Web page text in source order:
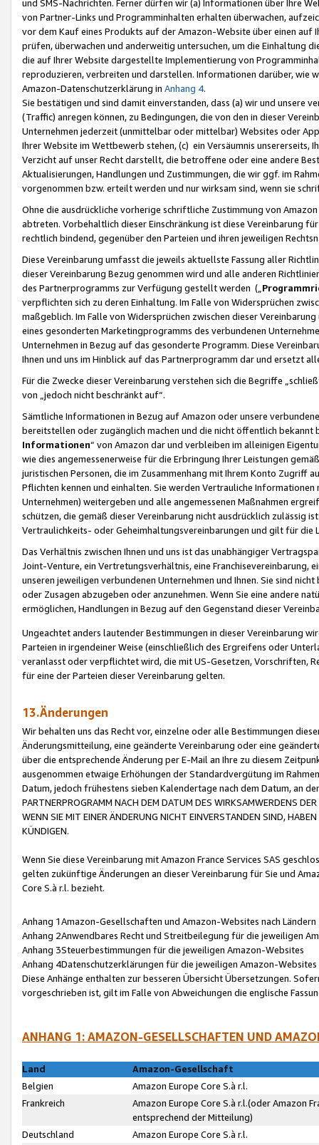
und SMS-Nachrichten. Ferner dürfen wir (a) Informationen über Ihre
von Partner-Links und Programminhalten erhalten überwachen,
vor dem Kauf eines Produkts auf der Amazon-Website über einen
prüfen, überwachen und anderweitig untersuchen, um die Einhaltung
die auf Ihrer Website dargestellte Implementierung von
reproduzieren, verbreiten und darstellen. Informationen darüber, wie
Amazon-Datenschutzerklärung in Anhang 4.
Sie bestätigen und sind damit einverstanden, dass (a) wir und
(Traffic) anregen können, zu Bedingungen, die von den in dieser
Unternehmen jederzeit (unmittelbar oder mittelbar) Websites oder
Ihrer Website im Wettbewerb stehen, (c) ein Versäumnis unsererseits,
Verzicht auf unser Recht darstellt, die betroffene oder eine andere
Aktualisierungen, Handlungen und Zustimmungen, die wir ggf. im
vorgenommen bzw. erteilt werden und nur wirksam sind, wenn sie
Ohne die ausdrückliche vorherige schriftliche Zustimmung von
abtreten. Vorbehaltlich dieser Einschränkung ist diese Vereinbarung
rechtlich bindend, gegenüber den Parteien und ihren jeweiligen
Diese Vereinbarung umfasst die jeweils aktuellste Fassung aller
dieser Vereinbarung Bezug genommen wird und alle anderen
des Partnerprogramms zur Verfügung gestellt werden („
verpflichten sich zu deren Einhaltung. Im Falle von Widersprüchen
maßgeblich. Im Falle von Widersprüchen zwischen dieser
eines gesonderten Marketingprogramms des verbundenen
Unternehmen in Bezug auf das gesonderte Programm. Diese
Ihnen und uns im Hinblick auf das Partnerprogramm dar und ersetzt
Für die Zwecke dieser Vereinbarung verstehen sich die Begriffe
von „jedoch nicht beschränkt auf“.
Sämtliche Informationen in Bezug auf Amazon oder unsere
bereitstellen oder zugänglich machen und die nicht öffentlich
Informationen“ von Amazon dar und verbleiben im alleinigen
wie dies angemessenerweise für die Erbringung Ihrer Leistungen
juristischen Personen, die im Zusammenhang mit Ihrem Konto
Pflichten kennen und einhalten. Sie werden Vertrauliche
Unternehmen) weitergeben und alle angemessenen Maßnahmen
schützen, die gemäß dieser Vereinbarung nicht ausdrücklich zulässig
Vertraulichkeits- oder Geheimhaltungsvereinbarungen und gilt für die
Das Verhältnis zwischen Ihnen und uns ist das unabhängiger
Joint-Venture, ein Vertretungsverhältnis, eine Franchisevereinbarung,
unseren jeweiligen verbundenen Unternehmen und Ihnen. Sie sind
oder Zusagen abzugeben oder anzunehmen. Wenn Sie eine andere
ermöglichen, Handlungen in Bezug auf den Gegenstand dieser
Ungeachtet anders lautender Bestimmungen in dieser Vereinbarung
Parteien in irgendeiner Weise (einschließlich des Ergreifens oder
veranlasst oder verpflichtet wird, die mit US-Gesetzen, Vorschriften,
für eine der Parteien dieser Vereinbarung gelten.
13.Änderungen
Wir behalten uns das Recht vor, einzelne oder alle Bestimmungen
Änderungsmitteilung, eine geänderte Vereinbarung oder eine
über die entsprechende Änderung per E-Mail an Ihre zu diesem
ausgenommen etwaige Erhöhungen der Standardvergütung im
Datum, jedoch frühestens sieben Kalendertage nach dem Datum, an
PARTNERPROGRAMM NACH DEM DATUM DES WIRKSAMWERDENS
WENN SIE MIT EINER ÄNDERUNG NICHT EINVERSTANDEN SIND,
KÜNDIGEN.
Wenn Sie diese Vereinbarung mit Amazon France Services SAS
gelten zukünftige Änderungen an dieser Vereinbarung für Sie und
Core S.à r.l. bezieht.
Anhang 1Amazon-Gesellschaften und Amazon-Websites nach Ländern
Anhang 2Anwendbares Recht und Streitbeilegung für die jeweiligen
Anhang 3Steuerbestimmungen für die jeweiligen Amazon-Websites
Anhang 4Datenschutzerklärungen für die jeweiligen Amazon-Websites
Diese Anhänge enthalten zur besseren Übersicht Übersetzungen.
vorgeschrieben ist, gilt im Falle von Abweichungen die englische
ANHANG 1: AMAZON-GESELLSCHAFTEN UND
Land
Amazon-Gesellschaft
Belgien
Amazon Europe Core S.à r.l.
Frankreich
Amazon Europe Core S.à r.l.(oder Amazon
entsprechend der Mitteilung)
Deutschland
Amazon Europe Core S.à r.l.